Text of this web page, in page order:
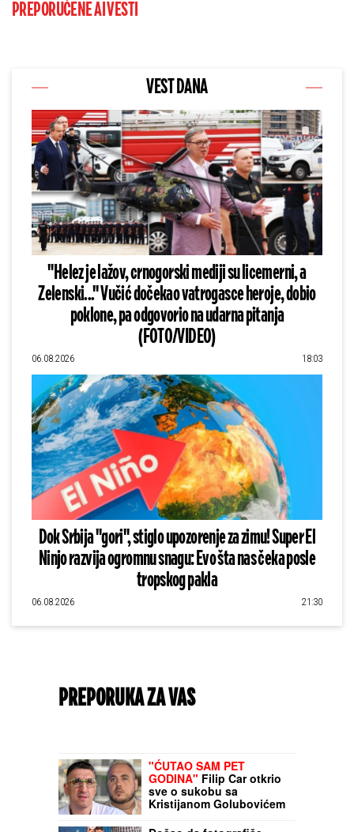
PREPORUČENE AI VESTI
VEST DANA
"Helez je lažov, crnogorski mediji su licemerni, a
Zelenski..." Vučić dočekao vatrogasce heroje, dobio
poklone, pa odgovorio na udarna pitanja
(FOTO/VIDEO)
06.08.2026 18:03
Dok Srbija "gori", stiglo upozorenje za zimu! Super El
Ninjo razvija ogromnu snagu: Evo šta nas čeka posle
tropskog pakla
06.08.2026 21:30
PREPORUKA ZA VAS